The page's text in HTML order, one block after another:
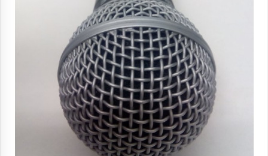
2021/11/25
Mahai-ingurua: irratia, podcastak
eta ondoren zer?
2021/11/12